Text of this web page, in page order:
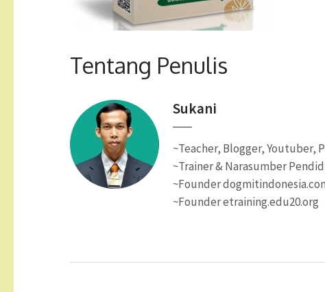
Tentang Penulis
Sukani
~Teacher, Blogger, Youtuber,
~Trainer & Narasumber
~Founder
~Founder etraining.edu20.org